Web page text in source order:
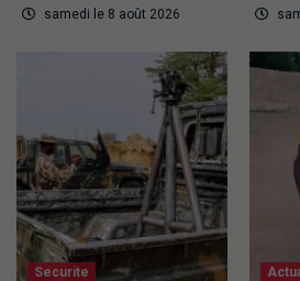
samedi le 8 août 2026
Securite